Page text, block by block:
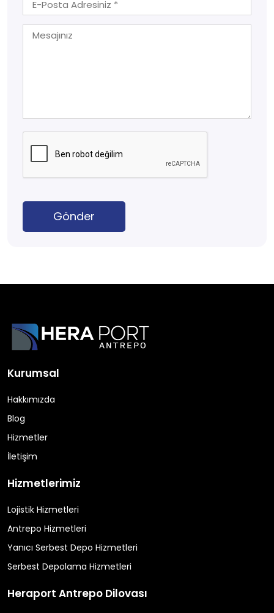
Gönder
Kurumsal
Hakkımızda
Blog
Hizmetler
İletişim
Hizmetlerimiz
Lojistik Hizmetleri
Antrepo Hizmetleri
Yanıcı Serbest Depo Hizmetleri
Serbest Depolama Hizmetleri
Heraport Antrepo Dilovası